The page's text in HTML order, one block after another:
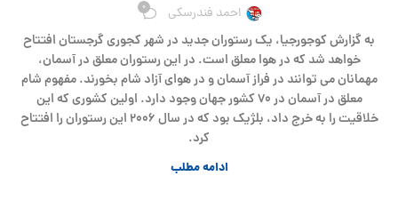
احمد فندرسکی 0
به گزارش کوجورجیا، یک رستوران جدید در شهر کجوری گرجستان افتتاح
خواهد شد که در هوا معلق است. در این رستوران معلق در آسمان،
مهمانان می توانند در فراز آسمان و در هوای آزاد شام بخورند. مفهوم شام
معلق در آسمان در ۷۰ کشور جهان وجود دارد. اولین کشوری که این
خلاقیت را به خرج داد، بلژیک بود که در سال ۲۰۰۶ این رستوران را افتتاح
کرد.
ادامه مطلب